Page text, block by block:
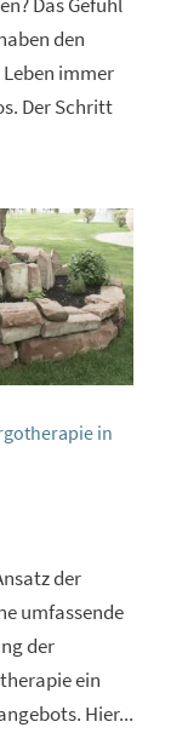
den
immer
Der Schritt
in
der
umfassende
der
ein
Hier...